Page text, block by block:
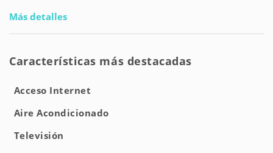
Más detalles
Características más destacadas
Acceso Internet
Aire Acondicionado
Televisión